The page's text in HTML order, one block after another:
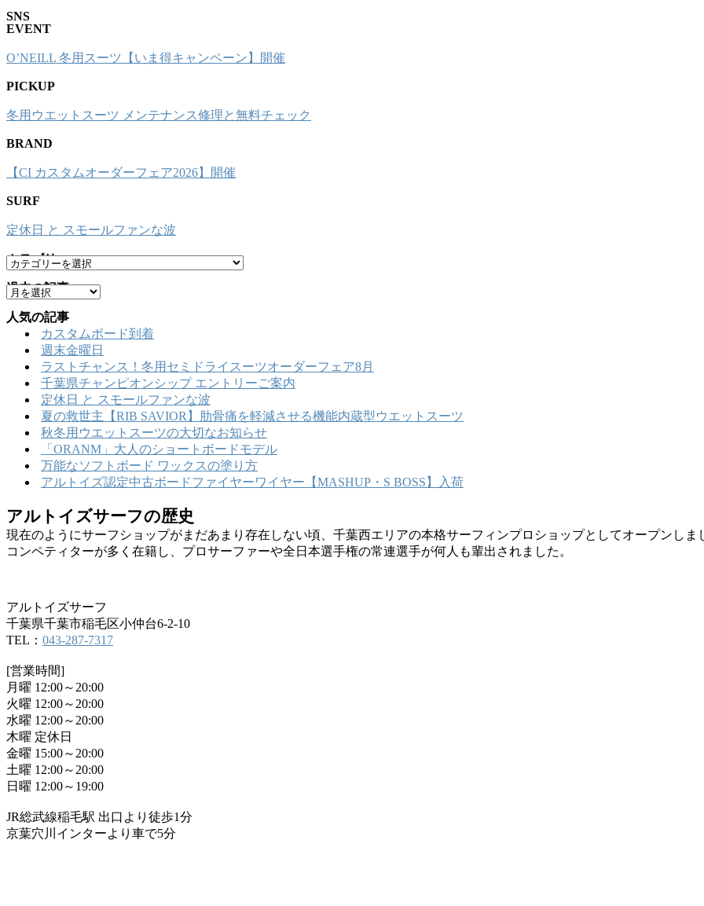
SNS
EVENT
O’NEILL 冬用スーツ【いま得キャンペーン】開催
PICKUP
冬用ウエットスーツ メンテナンス修理と無料チェック
BRAND
【CI カスタムオーダーフェア2026】開催
SURF
定休日 と スモールファンな波
カテゴリー
カ
テ
ゴ
リ
ー
過去の記事
ア
ー
カ
人気の記事
カスタムボード到着
週末金曜日
ラストチャンス！冬用セミドライスーツオーダーフェア8月
千葉県チャンピオンシップ エントリーご案内
定休日 と スモールファンな波
夏の救世主【RIB SAVIOR】肋骨痛を軽減させる機能内蔵型ウエットスーツ
秋冬用ウエットスーツの大切なお知らせ
「ORANM」大人のショートボードモデル
万能なソフトボード ワックスの塗り方
アルトイズ認定中古ボードファイヤーワイヤー【MASHUP・S BOSS】入荷
アルトイズサーフの歴史
現在のようにサーフショップがまだあまり存在しない頃、千葉西エリアの本格サーフィンプロショップとしてオープンしま
コンペティターが多く在籍し、プロサーファーや全日本選手権の常連選手が何人も輩出されました。
アルトイズサーフ
千葉県千葉市稲毛区小仲台6-2-10
TEL： 043-287-7317
[営業時間]
月曜 12:00～20:00
火曜 12:00～20:00
水曜 12:00～20:00
木曜 定休日
金曜 15:00～20:00
土曜 12:00～20:00
日曜 12:00～19:00
JR総武線稲毛駅 出口より徒歩1分
京葉穴川インターより車で5分